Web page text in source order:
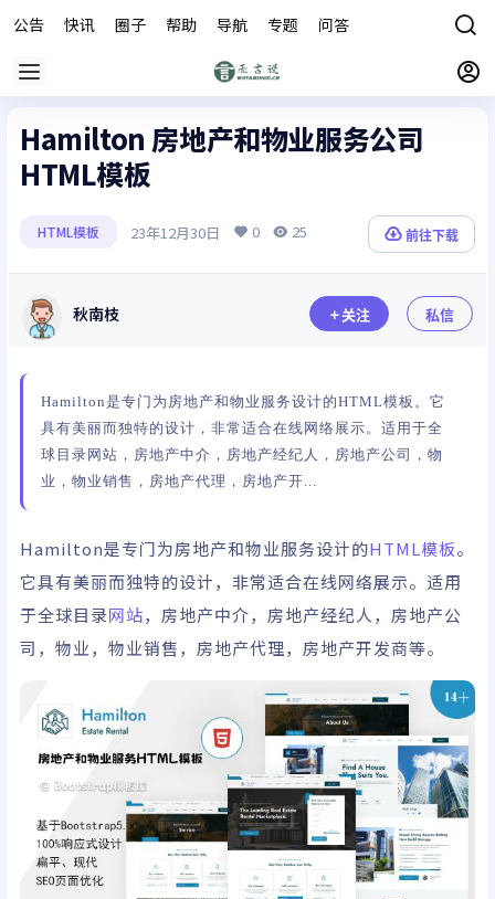
公告 快讯 圈子 帮助 导航 专题 问答
Hamilton 房地产和物业服务公司
HTML模板
HTML模板 23年12月30日 0 25 前往下载
秋南枝 关注 私信
Hamilton是专门为房地产和物业服务设计的HTML模板。它
具有美丽而独特的设计，非常适合在线网络展示。适用于全
球目录网站，房地产中介，房地产经纪人，房地产公司，物
业，物业销售，房地产代理，房地产开...
Hamilton是专门为房地产和物业服务设计的HTML模板。
它具有美丽而独特的设计，非常适合在线网络展示。适用
于全球目录网站，房地产中介，房地产经纪人，房地产公
司，物业，物业销售，房地产代理，房地产开发商等。